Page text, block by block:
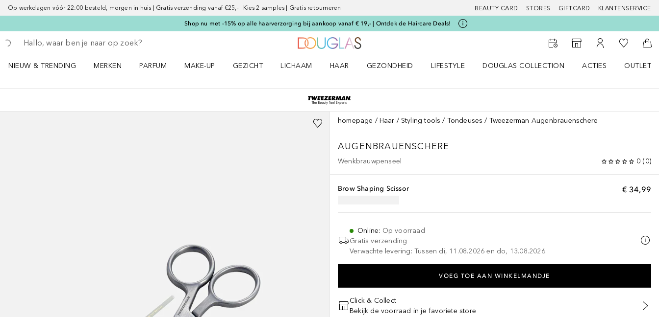
Op werkdagen vóór 22:00 besteld, morgen in huis | Gratis verzending vanaf €25,- | Kies 2 samples | Gratis retourneren BEAUTY CARD STORES GIFTCARD KLANTENSERVICE
Shop nu met -15% op alle haarverzorging bij aankoop vanaf € 19,- | Ontdek de Haircare Deals!
Ga terug
Zoekopdracht uitvoeren
Naar StorefinderNaar Mijn Account
Naar Mijn
NIEUW & TRENDING
MERKEN
PARFUM
MAKE-UP
GEZICHT
LICHAAM
HAAR
GEZONDHEID
LIFESTYLE
DOUGLAS COLLECTION
ACTIES
OUTLET
homepage Haar Styling tools Tondeuses Tweezerman Augenbrauenschere
AUGENBRAUENSCHERE
Wenkbrauwpenseel 0 (0)
€ 34,99
Brow Shaping Scissor
Online: Op voorraad
Gratis verzending
Verwachte levering: Tussen di, 11.08.2026 en do, 13.08.2026.
VOEG TOE AAN WINKELMANDJE
Click & Collect
Bekijk de voorraad in je favoriete store